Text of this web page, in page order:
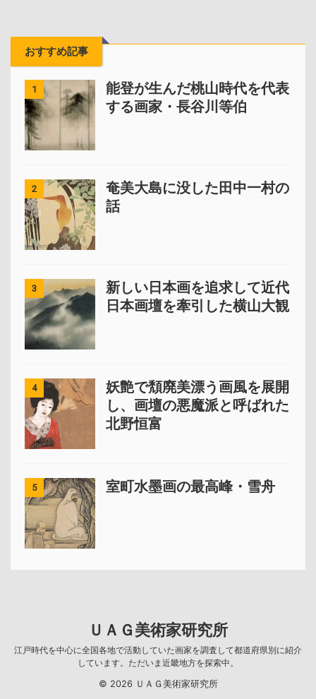
おすすめ記事
1
能登が生んだ桃山時代を代表
する画家・長谷川等伯
2
奄美大島に没した田中一村の
話
3
新しい日本画を追求して近代
日本画壇を牽引した横山大観
4
妖艶で頽廃美漂う画風を展開
し、画壇の悪魔派と呼ばれた
北野恒富
5 室町水墨画の最高峰・雪舟
ＵＡＧ美術家研究所
江戸時代を中心に全国各地で活動していた画家を調査して都道府県別に紹介
しています。ただいま近畿地方を探索中。
© 2026 ＵＡＧ美術家研究所